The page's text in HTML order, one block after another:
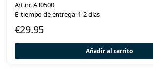
Art.nr. A30500
El tiempo de entrega: 1-2 días
€29.95
Añadir al carrito